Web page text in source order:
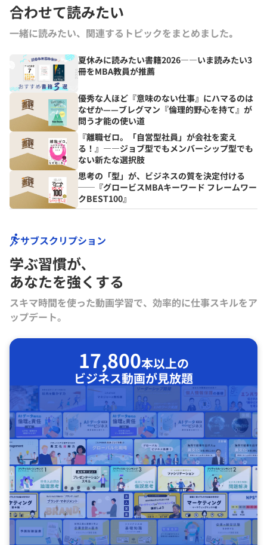
合わせて読みたい
一緒に読みたい、関連するトピックをまとめました｡
夏休みに読みたい書籍2026――いま読みたい3
冊をMBA教員が推薦
優秀な人ほど『意味のない仕事』にハマるのは
なぜか——ブレグマン『倫理的野心を持て』が
問う才能の使い道
『離職ゼロ。「自営型社員」が会社を変え
る！』――ジョブ型でもメンバーシップ型でも
ない新たな選択肢
思考の「型」が、ビジネスの質を決定付ける
──『グロービスMBAキーワード フレームワー
クBEST100』
サブスクリプション
学ぶ習慣が､
あなたを強くする
スキマ時間を使った動画学習で、効率的に仕事スキルをア
ップデート。
17,800本以上の
ビジネス動画が見放題